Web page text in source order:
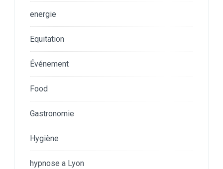
energie
Equitation
Événement
Food
Gastronomie
Hygiène
hypnose a Lyon